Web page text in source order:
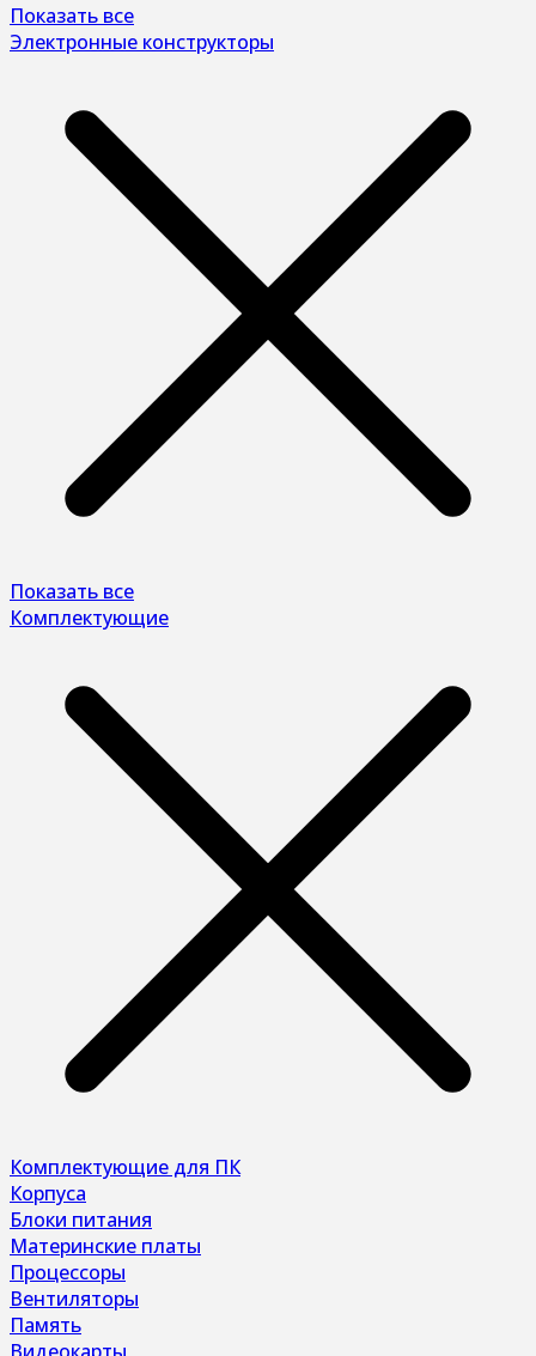
Показать все
Электронные конструкторы
Показать все
Комплектующие
Комплектующие для ПК
Корпуса
Блоки питания
Материнские платы
Процессоры
Вентиляторы
Память